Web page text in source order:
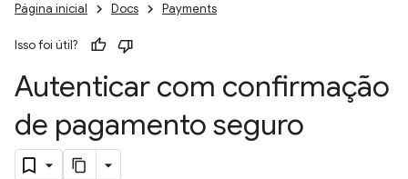
Página inicial Docs Payments
Isso foi útil?
Autenticar com confirmação
de pagamento seguro